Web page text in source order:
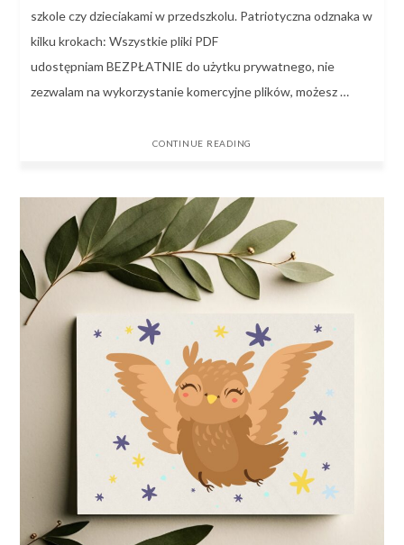
szkole czy dzieciakami w przedszkolu. Patriotyczna odznaka w
kilku krokach: Wszystkie pliki PDF
udostępniam BEZPŁATNIE do użytku prywatnego, nie
zezwalam na wykorzystanie komercyjne plików, możesz …
CONTINUE READING